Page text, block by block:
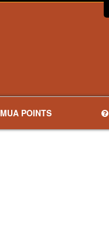
MUA POINTS